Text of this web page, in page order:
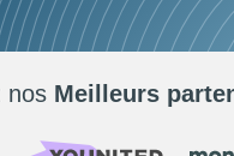
nos Meilleurs